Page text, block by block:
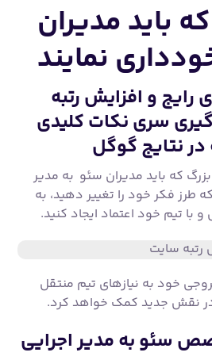
که باید مدیران
نمایند
رایج و افزایش رتبه
سری نکات کلیدی
در نتایج گوگل
که باید مدیران سئو به مدیر
طرز فکر خود را تغییر دهید، به
تیم خود اعتماد ایجاد کنید.
خود به نیازهای تیم منتقل
نقش جدید کمک خواهد کرد.
سئو به مدیر اجرایی